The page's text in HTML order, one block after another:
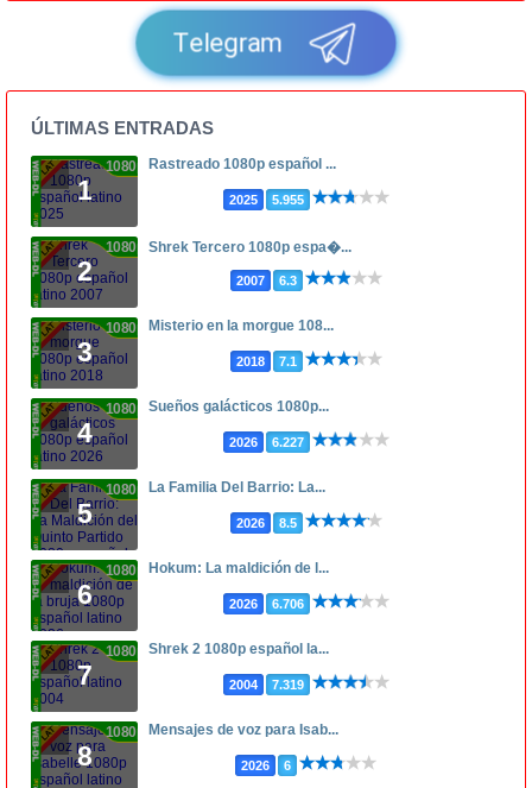
Telegram
ÚLTIMAS ENTRADAS
1
1080p Rastreado 1080p español ...
2025 5.955
2
1080p Shrek Tercero 1080p espa�...
2007 6.3
3
1080p Misterio en la morgue 108...
2018 7.1
4
1080p Sueños galácticos 1080p...
2026 6.227
5
1080p La Familia Del Barrio: La...
2026 8.5
6
1080p Hokum: La maldición de l...
2026 6.706
7
1080p Shrek 2 1080p español la...
2004 7.319
8
1080p Mensajes de voz para Isab...
2026 6